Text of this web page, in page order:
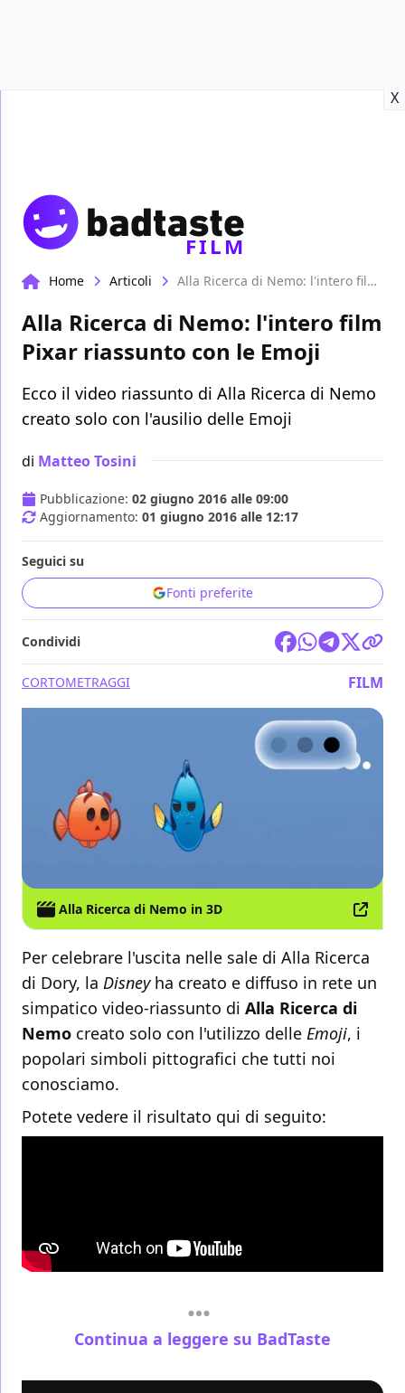
X
FILM
Home Articoli Alla Ricerca di Nemo: l'intero film Pixar riassunto con le Emoji
Alla Ricerca di Nemo: l'intero film
Pixar riassunto con le Emoji
Ecco il video riassunto di Alla Ricerca di Nemo
creato solo con l'ausilio delle Emoji
di Matteo Tosini
Pubblicazione: 02 giugno 2016 alle 09:00
Aggiornamento: 01 giugno 2016 alle 12:17
Seguici su
Fonti preferite
Condividi
CORTOMETRAGGI FILM
Alla Ricerca di Nemo in 3D
Per celebrare l'uscita nelle sale di Alla Ricerca
di Dory, la Disneyha creato e diffuso in rete un
simpatico video-riassunto di Alla Ricerca di
Nemo creato solo con l'utilizzo delle Emoji, i
popolari simboli pittografici che tutti noi
conosciamo.
Potete vedere il risultato qui di seguito:
Continua a leggere su BadTaste